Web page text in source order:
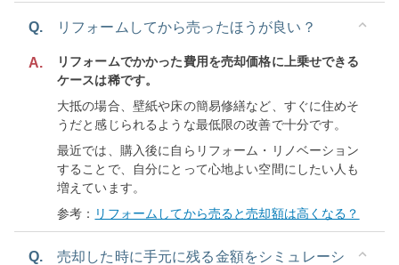
Q. リフォームしてから売ったほうが良い？
A.
リフォームでかかった費用を売却価格に上乗せできる
ケースは稀です。
大抵の場合、壁紙や床の簡易修繕など、すぐに住めそ
うだと感じられるような最低限の改善で十分です。
最近では、購入後に自らリフォーム・リノベーション
することで、自分にとって心地よい空間にしたい人も
増えています。
参考： リフォームしてから売ると売却額は高くなる？
Q.
売却した時に手元に残る金額をシミュレーシ